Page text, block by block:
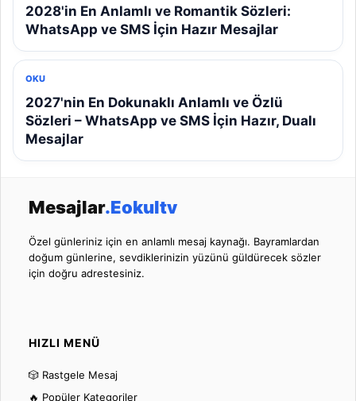
2028'in En Anlamlı ve Romantik Sözleri:
WhatsApp ve SMS İçin Hazır Mesajlar
OKU
2027'nin En Dokunaklı Anlamlı ve Özlü
Sözleri – WhatsApp ve SMS İçin Hazır, Dualı
Mesajlar
Mesajlar.Eokultv
Özel günleriniz için en anlamlı mesaj kaynağı. Bayramlardan
doğum günlerine, sevdiklerinizin yüzünü güldürecek sözler
için doğru adrestesiniz.
HIZLI MENÜ
🎲 Rastgele Mesaj
🔥 Popüler Kategoriler